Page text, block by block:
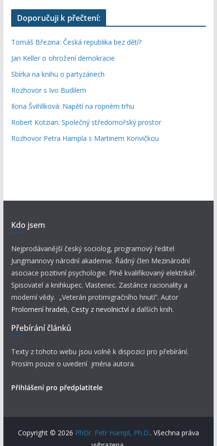
Doporučuji k přečtení:
Tomáš Březina: Česká republika bez dětí?
Jan Keller o ohrožení demokracie
Sbírka na knihu o partyzánech
Rozhovor s Ivo Budilem
Ilona Švihlíková: Napětí na ropném trhu
Robert Kotzian: Společný středomořský prostor
Rozhovor Petra Hampla s Martinem Konvičkou
Kdo jsem
Nejprodávanější český sociolog, programový ředitel
Jungmannovy národní akademie. Řádný člen Mezinárodní
asociace pozitivní psychologie. Plně kvalifikovaný elektrikář.
Spisovatel a knihkupec. Vlastenec. Zastánce racionality a
moderní vědy. „Veterán protimigračního hnutí“. Autor
Prolomení hradeb, Cesty z nevolnictví a dalších knih.
Přebírání článků
Texty z tohoto webu jsou volně k dispozici pro přebírání.
Prosím pouze o uvedení jména autora.
Přihlášení pro předplatitele
Copyright © 2026 PhDr. Petr Hampl, Ph.D.. Všechna práva